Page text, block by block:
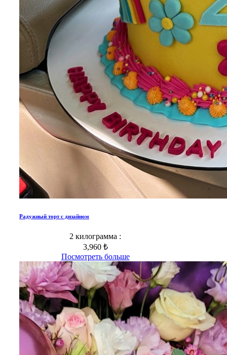
Радужный торт с дизайном
2 килограмма :
3,960 ₺
Посмотреть больше